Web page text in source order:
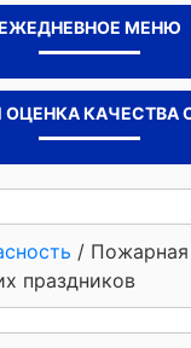
МЕНЮ
КАЧЕСТВА
/ Пожарная
праздников